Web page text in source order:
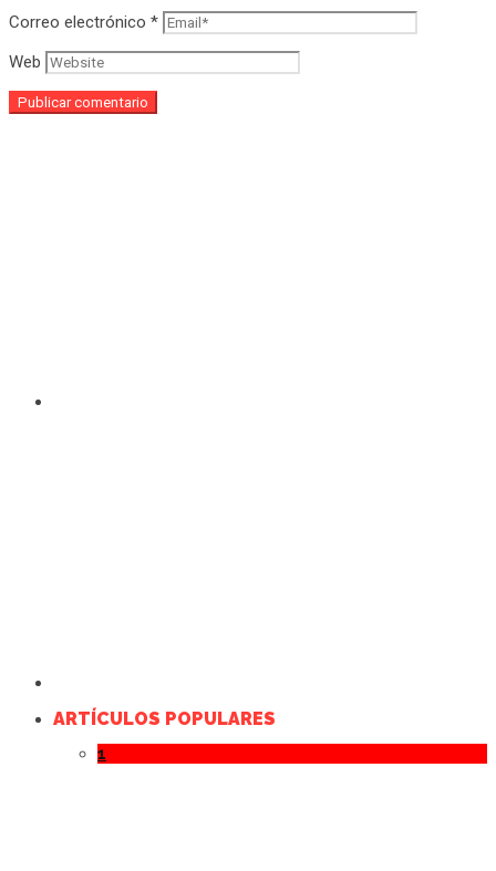
Correo electrónico *
Web
ARTÍCULOS POPULARES
1